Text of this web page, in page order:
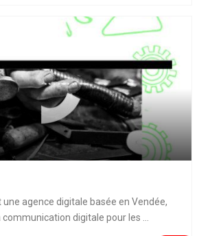
agence digitale basée en Vendée,
digitale pour les ...